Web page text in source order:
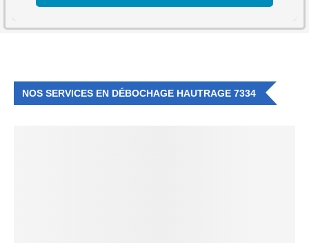
NOS SERVICES EN DÉBOCHAGE HAUTRAGE 7334